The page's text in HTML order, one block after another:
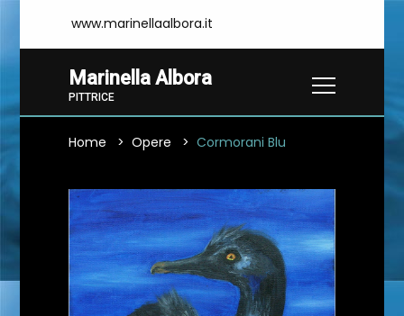
www.marinellaalbora.it
Marinella Albora
PITTRICE
Home Opere Cormorani Blu